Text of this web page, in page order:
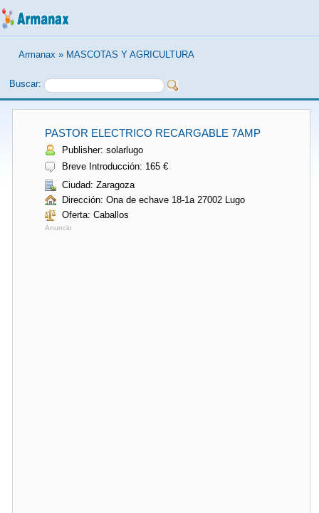
Armanax » MASCOTAS Y AGRICULTURA
Buscar:
PASTOR ELECTRICO RECARGABLE 7AMP
Publisher: solarlugo
Breve Introducción: 165 €
Ciudad: Zaragoza
Dirección: Ona de echave 18-1a 27002 Lugo
Oferta: Caballos
Anuncio